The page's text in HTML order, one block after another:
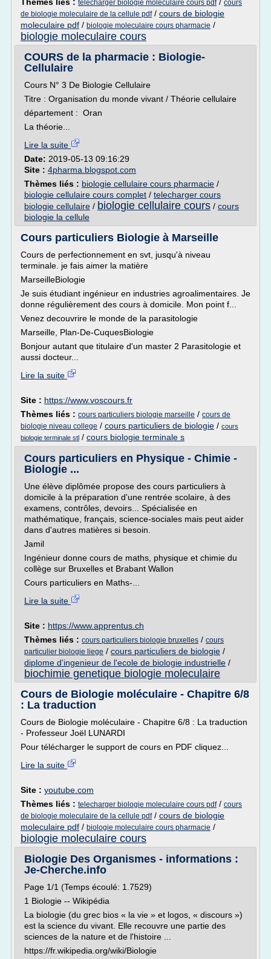
telecharger biologie moleculaire cours pdf
cours
de biologie moleculaire de la cellule pdf/ cours de biologie
moleculaire pdf / biologie moleculaire cours pharmacie /
biologie moleculaire cours
COURS de la pharmacie : Biologie-
Cellulaire
Cours N° 3 De Biologie Cellulaire
Titre : Organisation du monde vivant / Théorie cellulaire
département : Oran
La théorie...
Lire la suite
Date: 2019-05-13 09:16:29
Site : 4pharma.blogspot.com
Thèmes liés : biologie cellulaire cours pharmacie /
biologie cellulaire cours complet / telecharger cours
biologie cellulaire / biologie cellulaire cours / cours
biologie la cellule
Cours particuliers Biologie à Marseille
Cours de perfectionnement en svt, jusqu'à niveau
terminale. je fais aimer la matière
MarseilleBiologie
Je suis étudiant ingénieur en industries agroalimentaires. Je
donne régulièrement des cours à domicile. Mon point f...
Venez decouvrire le monde de la parasitologie
Marseille, Plan-De-CuquesBiologie
Bonjour autant que titulaire d'un master 2 Parasitologie et
aussi docteur...
Lire la suite
Site : https://www.voscours.fr
Thèmes liés : cours particuliers biologie marseille / cours de
biologie niveau college / cours particuliers de biologie / cours
biologie terminale stl / cours biologie terminale s
Cours particuliers en Physique - Chimie -
Biologie ...
Une élève diplômée propose des cours particuliers à
domicile à la préparation d'une rentrée scolaire, à des
examens, contrôles, devoirs... Spécialisée en
mathématique, français, science-sociales mais peut aider
dans d'autres matières si besoin.
Jamil
Ingénieur donne cours de maths, physique et chimie du
collège sur Bruxelles et Brabant Wallon
Cours particuliers en Maths-...
Lire la suite
Site : https://www.apprentus.ch
Thèmes liés : cours particuliers biologie bruxelles / cours
particulier biologie liege / cours particuliers de biologie /
diplome d'ingenieur de l'ecole de biologie industrielle /
biochimie genetique biologie moleculaire
Cours de Biologie moléculaire - Chapitre 6/8
: La traduction
Cours de Biologie moléculaire - Chapitre 6/8 : La traduction
- Professeur Joël LUNARDI
Pour télécharger le support de cours en PDF cliquez...
Lire la suite
Site : youtube.com
Thèmes liés : telecharger biologie moleculaire cours pdf/ cours
de biologie moleculaire de la cellule pdf/ cours de biologie
moleculaire pdf / biologie moleculaire cours pharmacie /
biologie moleculaire cours
Biologie Des Organismes - informations :
Je-Cherche.info
Page 1/1 (Temps écoulé: 1.7529)
1 Biologie -- Wikipédia
La biologie (du grec bios « la vie » et logos, « discours »)
est la science du vivant. Elle recouvre une partie des
sciences de la nature et de l'histoire ...
https://fr.wikipedia.org/wiki/Biologie